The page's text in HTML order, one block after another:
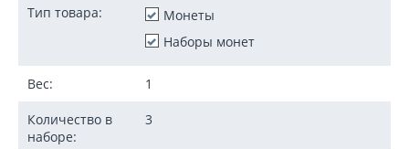
Тип товара:
Монеты
Наборы монет
Вес: 1
Количество в
наборе:
3